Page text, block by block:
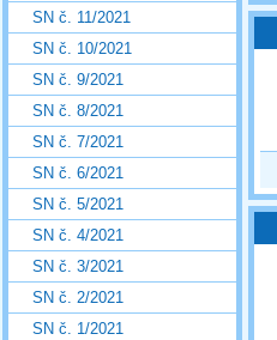
SN č. 11/2021
SN č. 10/2021
SN č. 9/2021
SN č. 8/2021
SN č. 7/2021
SN č. 6/2021
SN č. 5/2021
SN č. 4/2021
SN č. 3/2021
SN č. 2/2021
SN č. 1/2021